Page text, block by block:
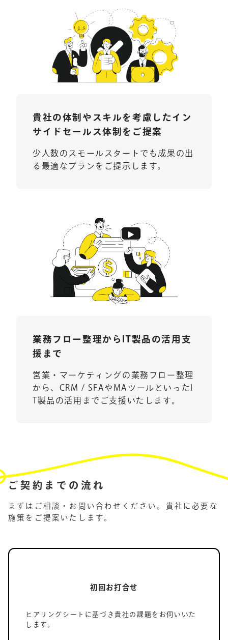
貴社の体制やスキルを考慮した イン
サイドセールス体制をご提案
少人数のスモールスタートでも成果の出
る最適なプランをご提示します。
業務フロー整理から
IT製品の活用支
援まで
営業・マーケティングの業務フロー整理
から、CRM / SFAやMAツールといったI
T製品の活用までご支援いたします。
ご契約までの流れ
まずはご相談・お問い合わせください。貴社に必要な
施策をご提案いたします。
初回お打合せ
ヒアリングシートに基づき貴社の課題をお伺いいた
します。